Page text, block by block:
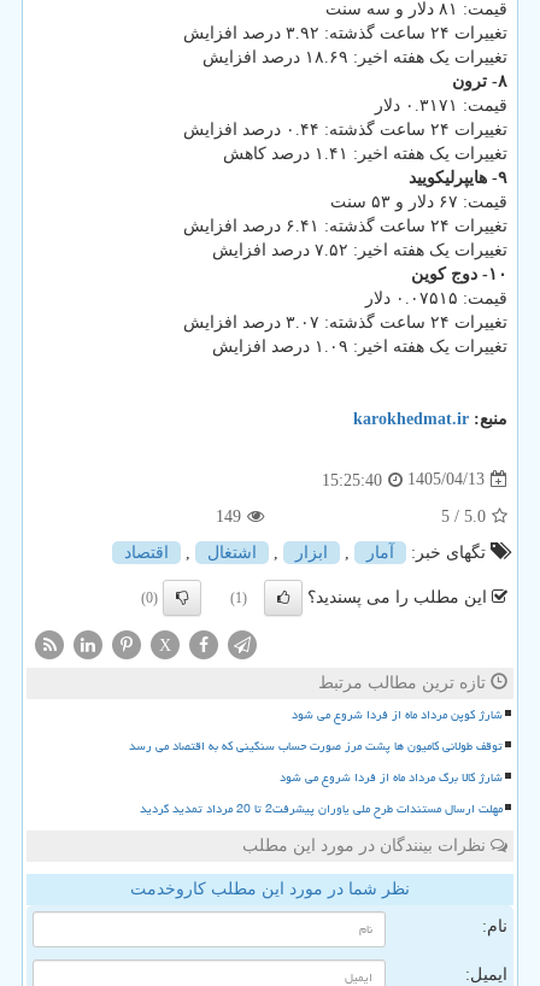
قیمت: ۸۱ دلار و سه سنت
تغییرات ۲۴ ساعت گذشته: ۳.۹۲ درصد افزایش
تغییرات یک هفته اخیر: ۱۸.۶۹ درصد افزایش
۸- ترون
قیمت: ۰.۳۱۷۱ دلار
تغییرات ۲۴ ساعت گذشته: ۰.۴۴ درصد افزایش
تغییرات یک هفته اخیر: ۱.۴۱ درصد کاهش
۹- هایپرلیکویید
قیمت: ۶۷ دلار و ۵۳ سنت
تغییرات ۲۴ ساعت گذشته: ۶.۴۱ درصد افزایش
تغییرات یک هفته اخیر: ۷.۵۲ درصد افزایش
۱۰- دوج کوین
قیمت: ۰.۰۷۵۱۵ دلار
تغییرات ۲۴ ساعت گذشته: ۳.۰۷ درصد افزایش
تغییرات یک هفته اخیر: ۱.۰۹ درصد افزایش
منبع: karokhedmat.ir
1405/04/13
15:25:40
5.0
/ 5
149
تگهای خبر:
آمار , ابزار , اشتغال , اقتصاد
این مطلب را می پسندید؟ (1)
(0)
X
تازه ترین مطالب مرتبط
شارژ کوپن مرداد ماه از فردا شروع می شود
توقف طولانی کامیون ها پشت مرز صورت حساب سنگینی که به اقتصاد می رسد
شارژ کالا برگ مرداد ماه از فردا شروع می شود
مهلت ارسال مستندات طرح ملی یاوران پیشرفت2 تا 20 مرداد تمدید گردید
نظرات بینندگان در مورد این مطلب
نظر شما در مورد این مطلب کاروخدمت
نام:
ایمیل: